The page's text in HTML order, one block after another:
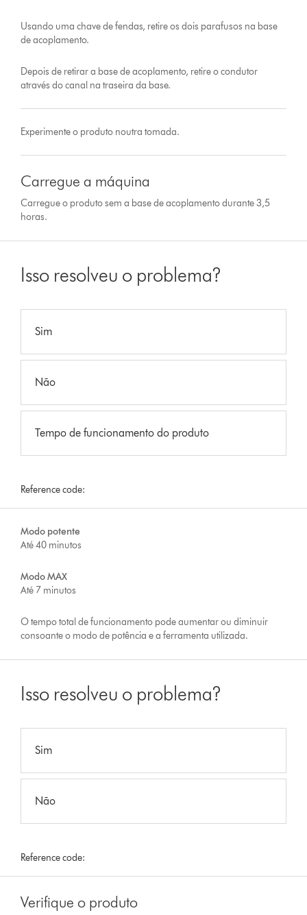
Usando uma chave de fendas, retire os dois parafusos na base
de acoplamento.
Depois de retirar a base de acoplamento, retire o condutor
através do canal na traseira da base.
Experimente o produto noutra tomada.
Carregue a máquina
Carregue o produto sem a base de acoplamento durante 3,5
horas.
Isso resolveu o problema?
Sim
Não
Tempo de funcionamento do produto
Reference code:
Modo potente
Até 40 minutos
Modo MAX
Até 7 minutos
O tempo total de funcionamento pode aumentar ou diminuir
consoante o modo de potência e a ferramenta utilizada.
Isso resolveu o problema?
Sim
Não
Reference code:
Verifique o produto